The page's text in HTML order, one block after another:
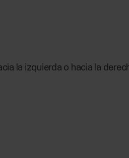
la izquierda o hacia la